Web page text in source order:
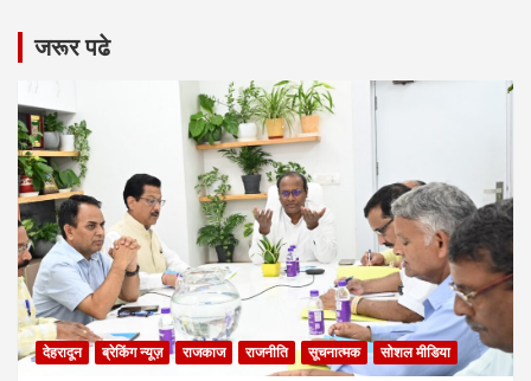
जरूर पढे
देहरादून ब्रेकिंग न्यूज़ राजकाज राजनीति सूचनात्मक सोशल मीडिया